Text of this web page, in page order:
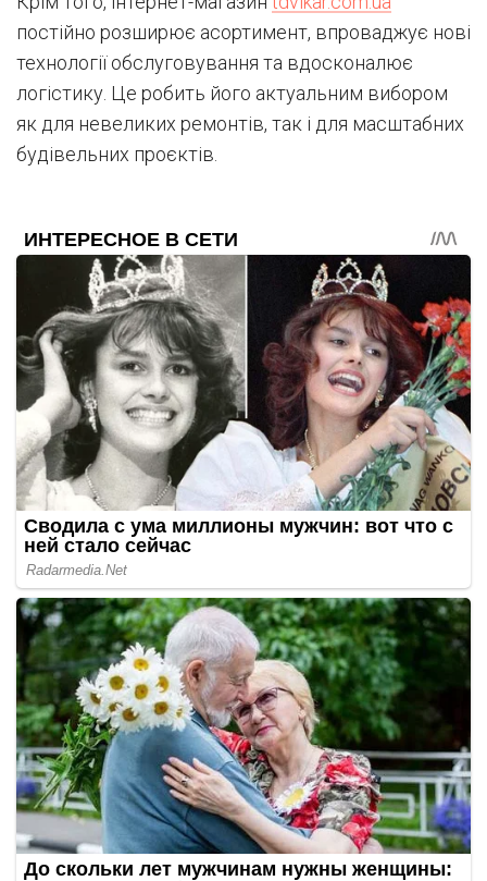
постійно розширює асортимент, впроваджує нові
технології обслуговування та вдосконалює
логістику. Це робить його актуальним вибором
як для невеликих ремонтів, так і для масштабних
будівельних проєктів.